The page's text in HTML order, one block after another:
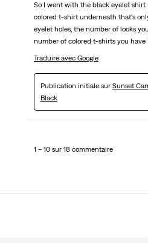
So I went with the black eyelet
colored t-shirt underneath that's
eyelet holes, the number of looks
number of colored t-shirts you have
Traduire avec Google
Publication initiale sur Sunset
Black
1 – 10 sur 18 commentaire